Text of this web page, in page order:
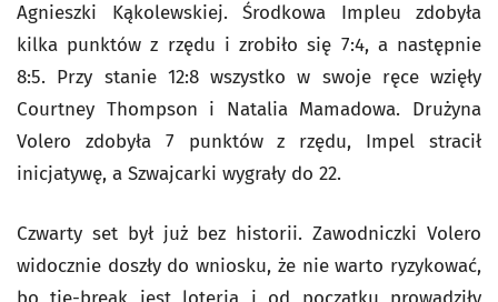
Agnieszki Kąkolewskiej. Środkowa Impleu zdobyła
kilka punktów z rzędu i zrobiło się 7:4, a następnie
8:5. Przy stanie 12:8 wszystko w swoje ręce wzięły
Courtney Thompson i Natalia Mamadowa. Drużyna
Volero zdobyła 7 punktów z rzędu, Impel stracił
inicjatywę, a Szwajcarki wygrały do 22.
Czwarty set był już bez historii. Zawodniczki Volero
widocznie doszły do wniosku, że nie warto ryzykować,